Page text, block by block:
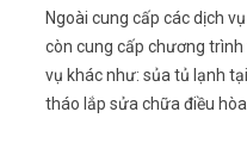
Ngoài cung cấp các dịch
còn cung cấp chương
vụ khác như: sủa tủ lạnh
tháo lắp sửa chữa điều